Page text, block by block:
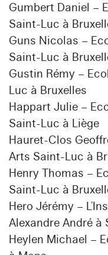
Gumbert Daniel –
Saint-Luc à
Guns Nicolas –
Saint-Luc à
Gustin Rémy –
Luc à Bruxelles
Happart Julie –
Saint-Luc à Liège
Hauret-Clos
Arts Saint-Luc à
Henry Thomas –
Saint-Luc à
Hero Jérémy –
Alexandre André
Heylen Michael –